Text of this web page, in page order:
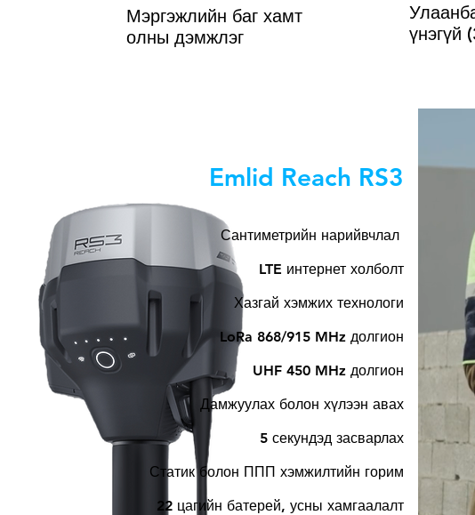
Мэргэжлийн баг хамт
олны дэмжлэг
үнэгүй
Emlid Reach RS3
Сантиметрийн нарийвчлал
LTE интернет холболт
Хазгай хэмжих технологи
LoRa 868/915 MHz долгион
UHF 450 MHz долгион
Дамжуулах болон хүлээн авах
5 секундэд засварлах
Статик болон ППП хэмжилтийн горим
22 цагийн батерей, усны хамгаалалт